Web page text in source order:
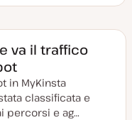
va il traffico
in MyKinsta
classificata e
percorsi e ag…